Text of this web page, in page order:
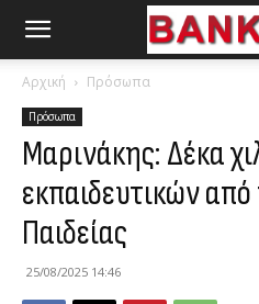
Αρχική Πρόσωπα
Πρόσωπα
Μαρινάκης: Δέκα
εκπαιδευτικών
Παιδείας
25/08/2025 14:46